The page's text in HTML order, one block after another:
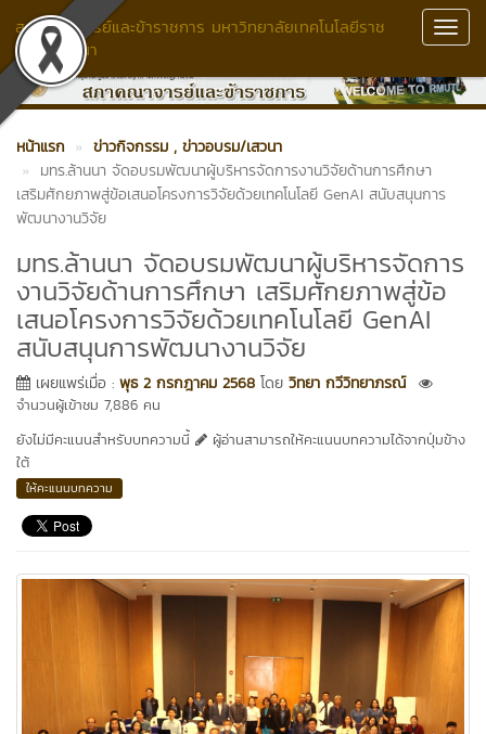
สภาคณาจารย์และข้าราชการ มหาวิทยาลัยเทคโนโลยีราช
มงคลล้านนา
หน้าแรก ข่าวกิจกรรม , ข่าวอบรม/เสวนา
มทร.ล้านนา จัดอบรมพัฒนาผู้บริหารจัดการงานวิจัยด้านการศึกษา
เสริมศักยภาพสู่ข้อเสนอโครงการวิจัยด้วยเทคโนโลยี GenAI สนับสนุนการ
พัฒนางานวิจัย
มทร.ล้านนา จัดอบรมพัฒนาผู้บริหารจัดการ
งานวิจัยด้านการศึกษา เสริมศักยภาพสู่ข้อ
เสนอโครงการวิจัยด้วยเทคโนโลยี GenAI
สนับสนุนการพัฒนางานวิจัย
เผยแพร่เมื่อ : พุธ 2 กรกฎาคม 2568 โดย วิทยา กวีวิทยาภรณ์
จำนวนผู้เข้าชม 7,886 คน
ยังไม่มีคะแนนสำหรับบทความนี้
ผู้อ่านสามารถให้คะแนนบทความได้จากปุ่มข้าง
ใต้
ให้คะแนนบทความ